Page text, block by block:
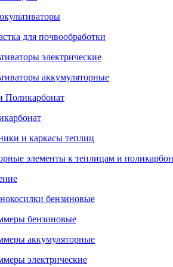
для почвообработки
электрические
аккумуляторные
Поликарбонат
и каркасы теплиц
элементы к теплицам и
бензиновые
бензиновые
аккумуляторные
электрические